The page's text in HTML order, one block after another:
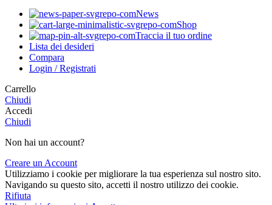
News
Shop
Traccia il tuo ordine
Lista dei desideri
Compara
Login / Registrati
Carrello
Chiudi
Accedi
Chiudi
Non hai un account?
Creare un Account
Utilizziamo i cookie per migliorare la tua esperienza sul nostro sito.
Navigando su questo sito, accetti il nostro utilizzo dei cookie.
Rifiuta